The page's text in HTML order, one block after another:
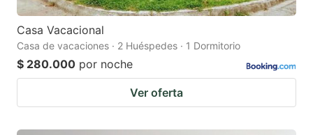
Casa Vacacional
Casa de vacaciones · 2 Huéspedes · 1 Dormitorio
$ 280.000 por noche
Ver oferta